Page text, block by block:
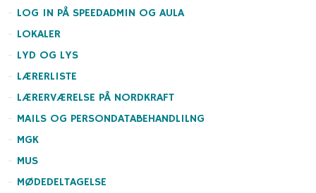
LOG IN PÅ SPEEDADMIN OG AULA
LOKALER
LYD OG LYS
LÆRERLISTE
LÆRERVÆRELSE PÅ NORDKRAFT
MAILS OG PERSONDATABEHANDLILNG
MGK
MUS
MØDEDELTAGELSE